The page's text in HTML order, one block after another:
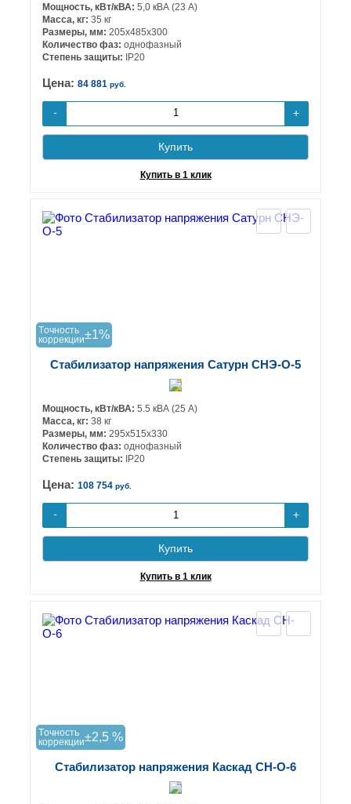
Мощность, кВт/кВА: 5,0 кВА (23 А)
Масса, кг: 35 кг
Размеры, мм: 205х485х300
Количество фаз: однофазный
Степень защиты: IP20
Цена: 84 881 руб.
- +
Купить
Купить в 1 клик
Tочность
коррекции±1%
Стабилизатор напряжения Сатурн СНЭ-О-5
Мощность, кВт/кВА: 5.5 кВА (25 А)
Масса, кг: 38 кг
Размеры, мм: 295х515х330
Количество фаз: однофазный
Степень защиты:
IP20
Цена: 108 754 руб.
- +
Купить
Купить в 1 клик
Tочность
коррекции±2,5 %
Стабилизатор напряжения Каскад СН-О-6